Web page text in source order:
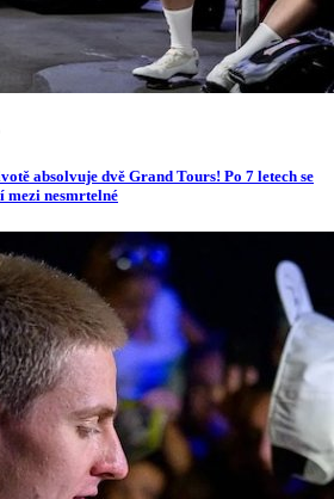
absolvuje dvě Grand Tours! Po 7 letech se
nesmrtelné